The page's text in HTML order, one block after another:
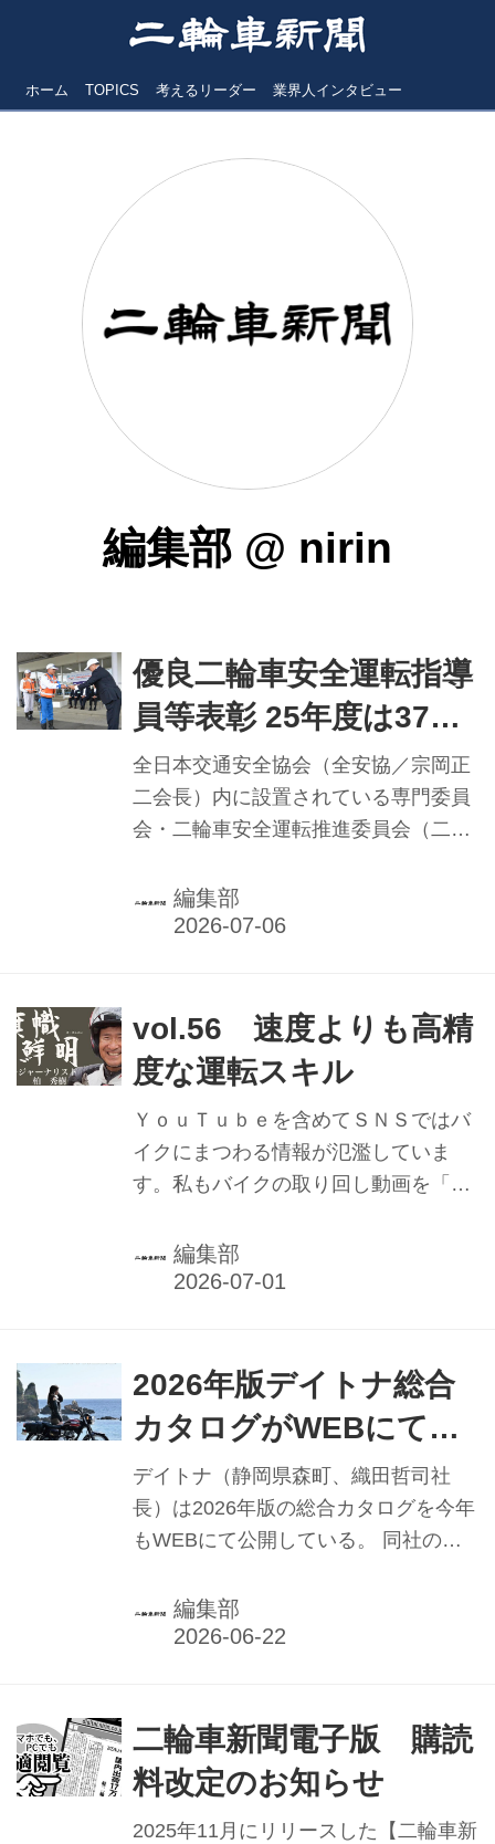
ホーム TOPICS 考えるリーダー 業界人インタビュー
編集部 @ nirin
優良二輪車安全運転指導
員等表彰 25年度は37都
道府県から42名／全安
協二推
全日本交通安全協会（全安協／宗岡正
二会長）内に設置されている専門委員
会・二輪車安全運転推進委員会（二推
な活躍をみせた二推認定二輪車安全運
転指導員等を称える「優良二輪車安全
ら４２名で、各地では表彰の伝達が行
われている。
編集部
vol.56 速度よりも高精
度な運転スキル
ＹｏｕＴｕｂｅを含めてＳＮＳではバ
イクにまつわる情報が氾濫していま
す。私もバイクの取り回し動画を「柏
プしています。
編集部
2026年版デイトナ総合
カタログがWEBにて公
開中 巻頭特集は「会い
たい場所があるから、
今日はバイクで行
く。」
デイトナ（静岡県森町、織田哲司社
長）は2026年版の総合カタログを今年
もWEBにて公開している。 同社のカ
ディングウエア、メンテナンス用品、
バイクカバーやガレージまで収録。総
イクで行く。」と題したツーリング紀
行。デイトナグループリーダー会議も
収録し、同社のものづくりに対する思
いを伝える内容となっている。 Webカ
編集部
二輪車新聞電子版 購読
料改定のお知らせ
2025年11月にリリースした【二輪車新